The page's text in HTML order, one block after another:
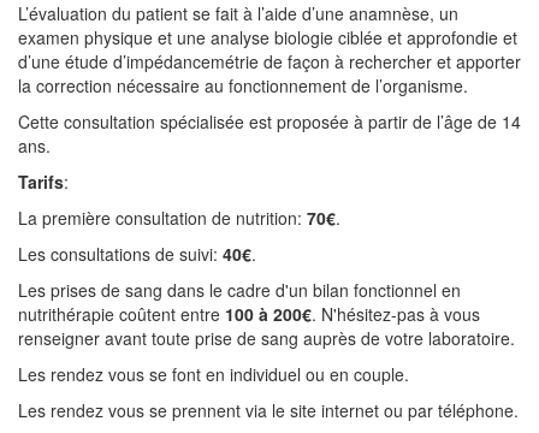
L’évaluation du patient se fait à l’aide d’une anamnèse, un
examen physique et une analyse biologie ciblée et approfondie et
d’une étude d’impédancemétrie de façon à rechercher et apporter
la correction nécessaire au fonctionnement de l’organisme.
Cette consultation spécialisée est proposée à partir de l’âge de 14
ans.
Tarifs:
La première consultation de nutrition: 70€.
Les consultations de suivi: 40€.
Les prises de sang dans le cadre d'un bilan fonctionnel en
nutrithérapie coûtent entre 100 à 200€. N'hésitez-pas à vous
renseigner avant toute prise de sang auprès de votre laboratoire.
Les rendez vous se font en individuel ou en couple.
Les rendez vous se prennent via le site internet ou par téléphone.